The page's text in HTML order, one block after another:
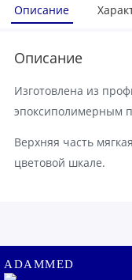
Описание
Описание
Изготовлена из
эпоксиполимерным
Верхняя часть
цветовой шкале.
ADAMMED